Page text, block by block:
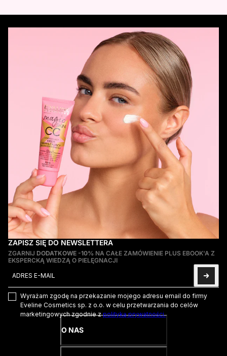
ZAPISZ SIĘ DO NEWSLETTERA
ZGARNIJ DODATKOWE -10% NA CAŁE ZAMÓWIENIE PLUS EBOOK'A Z
EKSPERCKĄ WIEDZĄ O PIELĘGNACJI
Wyrażam zgodę na przekazanie mojego adresu email do firmy
Eveline Cosmetics sp. z o.o. w celu przetwarzania do celów
marketingowych zgodnie zpolityką prywatności.
Ta strona jest chroniona przez hCaptcha i obowiązują na niej
O NAS